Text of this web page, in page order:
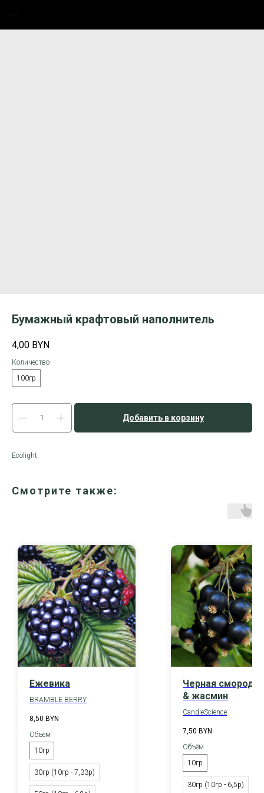
Бумажный крафтовый наполнитель
4,00 BYN
Количество
100гр
Добавить в корзину
Ecolight
Смотрите также:
Ежевика
BRAMBLE BERRY
8,50 BYN
Объём
10гр
30гр (10гр - 7,33р)
Черная
& жасмин
CandleScience
7,50 BYN
Объём
10гр
30гр (10гр - 6,5р)